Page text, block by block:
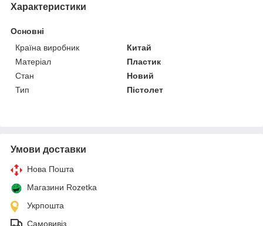
Характеристики
Основні
Країна виробник
Китай
Матеріал
Пластик
Стан
Новий
Тип
Пістолет
Умови доставки
Нова Пошта
Магазини Rozetka
Укрпошта
Самовивіз